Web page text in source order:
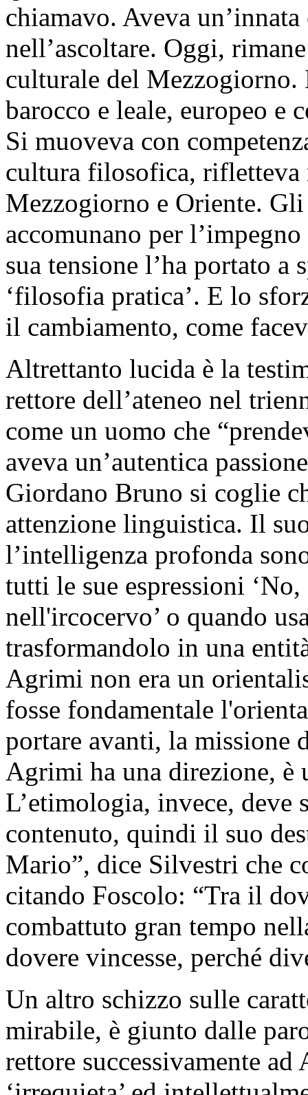
chiamavo. Aveva
nell’ascoltare. Oggi,
culturale del Mezzogiorno.
barocco e leale, europeo e
Si muoveva con
cultura filosofica,
Mezzogiorno e Oriente.
accomunano per
sua tensione l’ha portato a
‘filosofia pratica’. E lo
il cambiamento, come
Altrettanto lucida è la
rettore dell’ateneo nel
come un uomo che
aveva un’autentica
Giordano Bruno si coglie
attenzione linguistica. Il suo
l’intelligenza profonda
tutti le sue espressioni
nell'ircocervo’ o quando
trasformandolo in una
Agrimi non era un
fosse fondamentale
portare avanti, la missione
Agrimi ha una direzione, è
L’etimologia, invece, deve
contenuto, quindi il suo
Mario”, dice Silvestri che
citando Foscolo: “Tra il
combattuto gran tempo
dovere vincesse, perché
Un altro schizzo sulle
mirabile, è giunto dalle
rettore successivamente